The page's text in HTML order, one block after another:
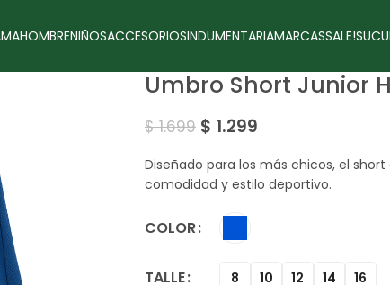
HOMBRENIÑOSACCESORIOSINDUMENTARIAMARCASSALE!
Umbro Short Junior
$1.699 $ 1.299
Diseñado para los más chicos, el
comodidad y estilo deportivo.
COLOR
TALLE 8 10 12 14 16